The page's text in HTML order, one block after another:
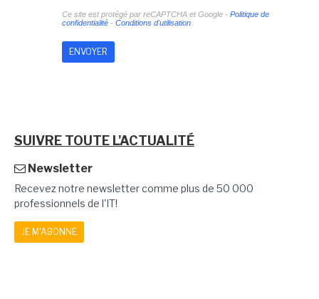
Ce site est protégé par reCAPTCHA et Google - Politique de
confidentialité- Conditions d'utilisation
SUIVRE TOUTE L'ACTUALITÉ
Newsletter
Recevez notre newsletter comme plus de 50 000
professionnels de l'IT!
JE M'ABONNE